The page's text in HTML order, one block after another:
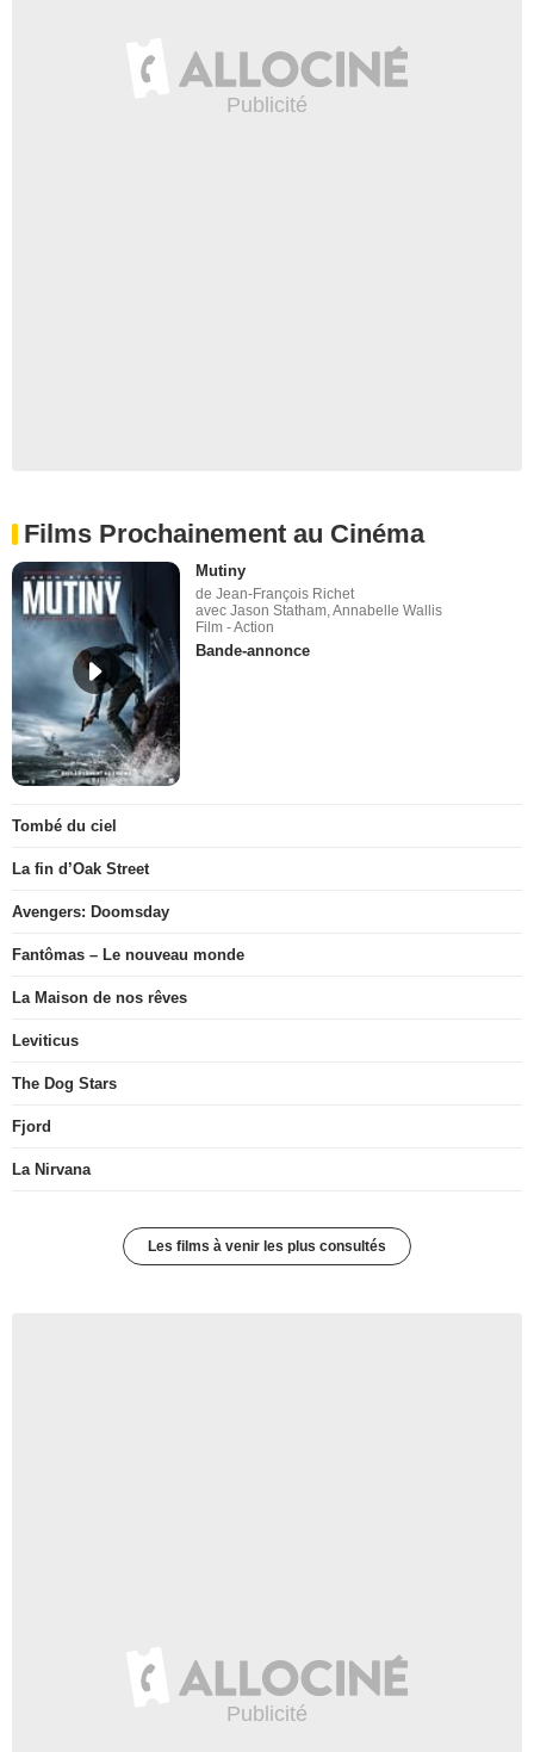
Films Prochainement au Cinéma
Mutiny
de Jean-François Richet
avec Jason Statham, Annabelle Wallis
Film - Action
Bande-annonce
Tombé du ciel
La fin d’Oak Street
Avengers: Doomsday
Fantômas – Le nouveau monde
La Maison de nos rêves
Leviticus
The Dog Stars
Fjord
La Nirvana
Les films à venir les plus consultés